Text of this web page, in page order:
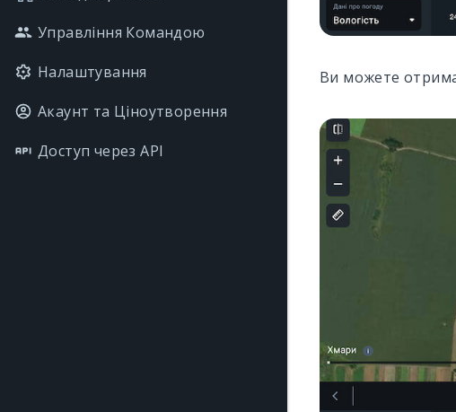
Управління Командою
Налаштування
Акаунт та Ціноутворення
Доступ через API
Ви можете